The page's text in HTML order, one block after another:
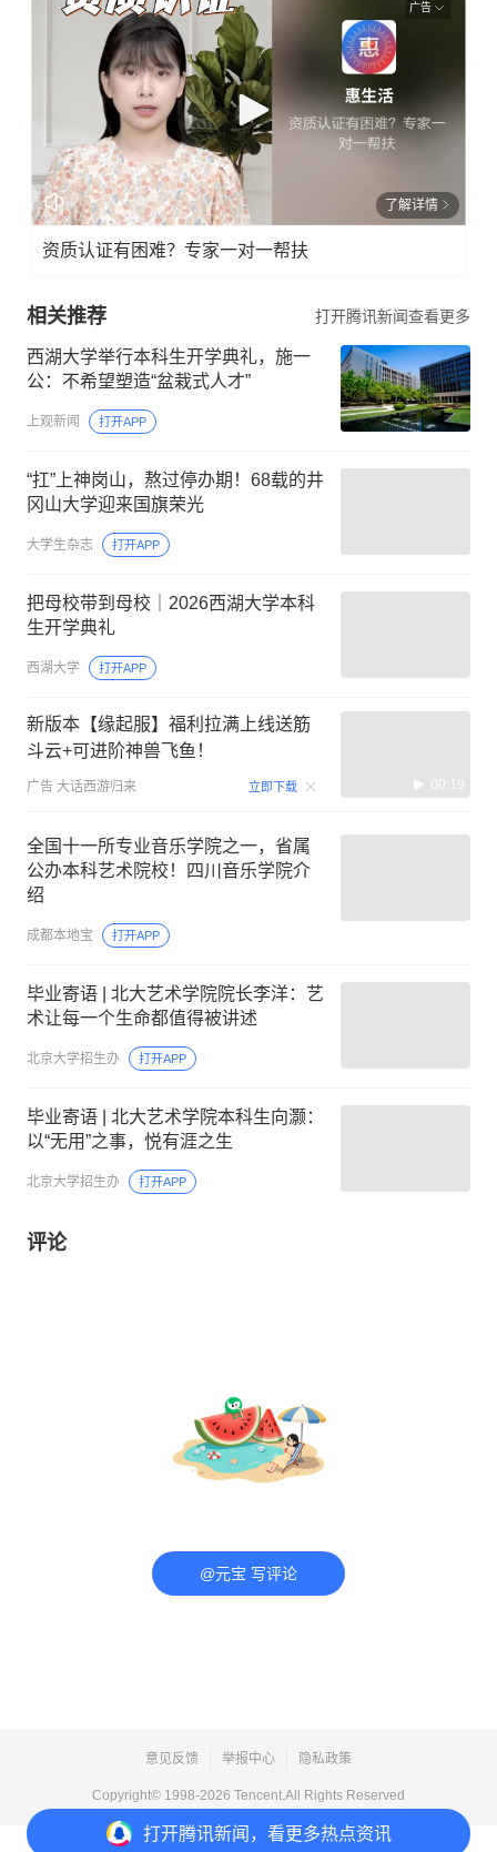
打开腾讯新闻，看更多热点资讯
广告
了解详情
资质认证有困难？专家一对一帮扶
相关推荐 打开腾讯新闻查看更多
西湖大学举行本科生开学典礼，施一
公：不希望塑造“盆栽式人才”
上观新闻 打开APP
“扛”上神岗山，熬过停办期！68载的井
冈山大学迎来国旗荣光
大学生杂志 打开APP
把母校带到母校｜2026西湖大学本科
生开学典礼
西湖大学 打开APP
新版本【缘起服】福利拉满上线送筋
斗云+可进阶神兽飞鱼！
广告 大话西游归来 立即下载 00:19
全国十一所专业音乐学院之一，省属
公办本科艺术院校！四川音乐学院介
绍
成都本地宝 打开APP
毕业寄语 | 北大艺术学院院长李洋：艺
术让每一个生命都值得被讲述
北京大学招生办 打开APP
毕业寄语 | 北大艺术学院本科生向灏：
以“无用”之事，悦有涯之生
北京大学招生办 打开APP
评论
@元宝 写评论
意见反馈 举报中心 隐私政策
Copyright© 1998-2026 Tencent.All Rights Reserved